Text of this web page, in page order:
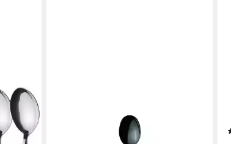
6
139,90 €